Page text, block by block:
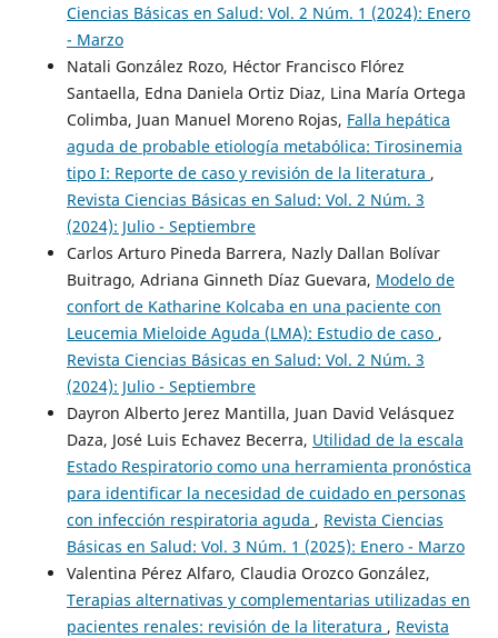
Ciencias Básicas en Salud: Vol. 2 Núm. 1 (2024): Enero
- Marzo
Natali González Rozo, Héctor Francisco Flórez
Santaella, Edna Daniela Ortiz Diaz, Lina María Ortega
Colimba, Juan Manuel Moreno Rojas, Falla hepática
aguda de probable etiología metabólica: Tirosinemia
tipo I: Reporte de caso y revisión de la literatura ,
Revista Ciencias Básicas en Salud: Vol. 2 Núm. 3
(2024): Julio - Septiembre
Carlos Arturo Pineda Barrera, Nazly Dallan Bolívar
Buitrago, Adriana Ginneth Díaz Guevara, Modelo de
confort de Katharine Kolcaba en una paciente con
Leucemia Mieloide Aguda (LMA): Estudio de caso ,
Revista Ciencias Básicas en Salud: Vol. 2 Núm. 3
(2024): Julio - Septiembre
Dayron Alberto Jerez Mantilla, Juan David Velásquez
Daza, José Luis Echavez Becerra, Utilidad de la escala
Estado Respiratorio como una herramienta pronóstica
para identificar la necesidad de cuidado en personas
con infección respiratoria aguda , Revista Ciencias
Básicas en Salud: Vol. 3 Núm. 1 (2025): Enero - Marzo
Valentina Pérez Alfaro, Claudia Orozco González,
Terapias alternativas y complementarias utilizadas en
pacientes renales: revisión de la literatura , Revista